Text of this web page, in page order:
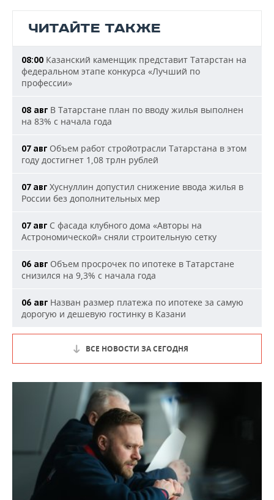
ЧИТАЙТЕ ТАКЖЕ
08:00 Казанский каменщик представит Татарстан на
федеральном этапе конкурса «Лучший по
профессии»
08 авг В Татарстане план по вводу жилья выполнен
на 83% с начала года
07 авг Объем работ стройотрасли Татарстана в этом
году достигнет 1,08 трлн рублей
07 авг Хуснуллин допустил снижение ввода жилья в
России без дополнительных мер
07 авг С фасада клубного дома «Авторы на
Астрономической» сняли строительную сетку
06 авг Объем просрочек по ипотеке в Татарстане
снизился на 9,3% с начала года
06 авг Назван размер платежа по ипотеке за самую
дорогую и дешевую гостинку в Казани
ВСЕ НОВОСТИ ЗА СЕГОДНЯ